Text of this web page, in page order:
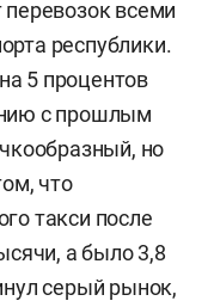
всеми
республики.
5 процентов
с прошлым
но
что
такси после
а было 3,8
серый рынок,